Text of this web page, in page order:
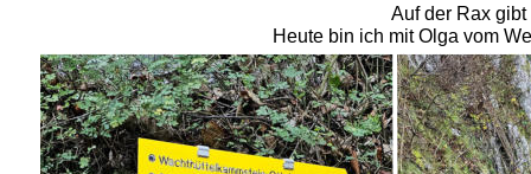
Auf der Rax
Heute bin ich mit Olga vom